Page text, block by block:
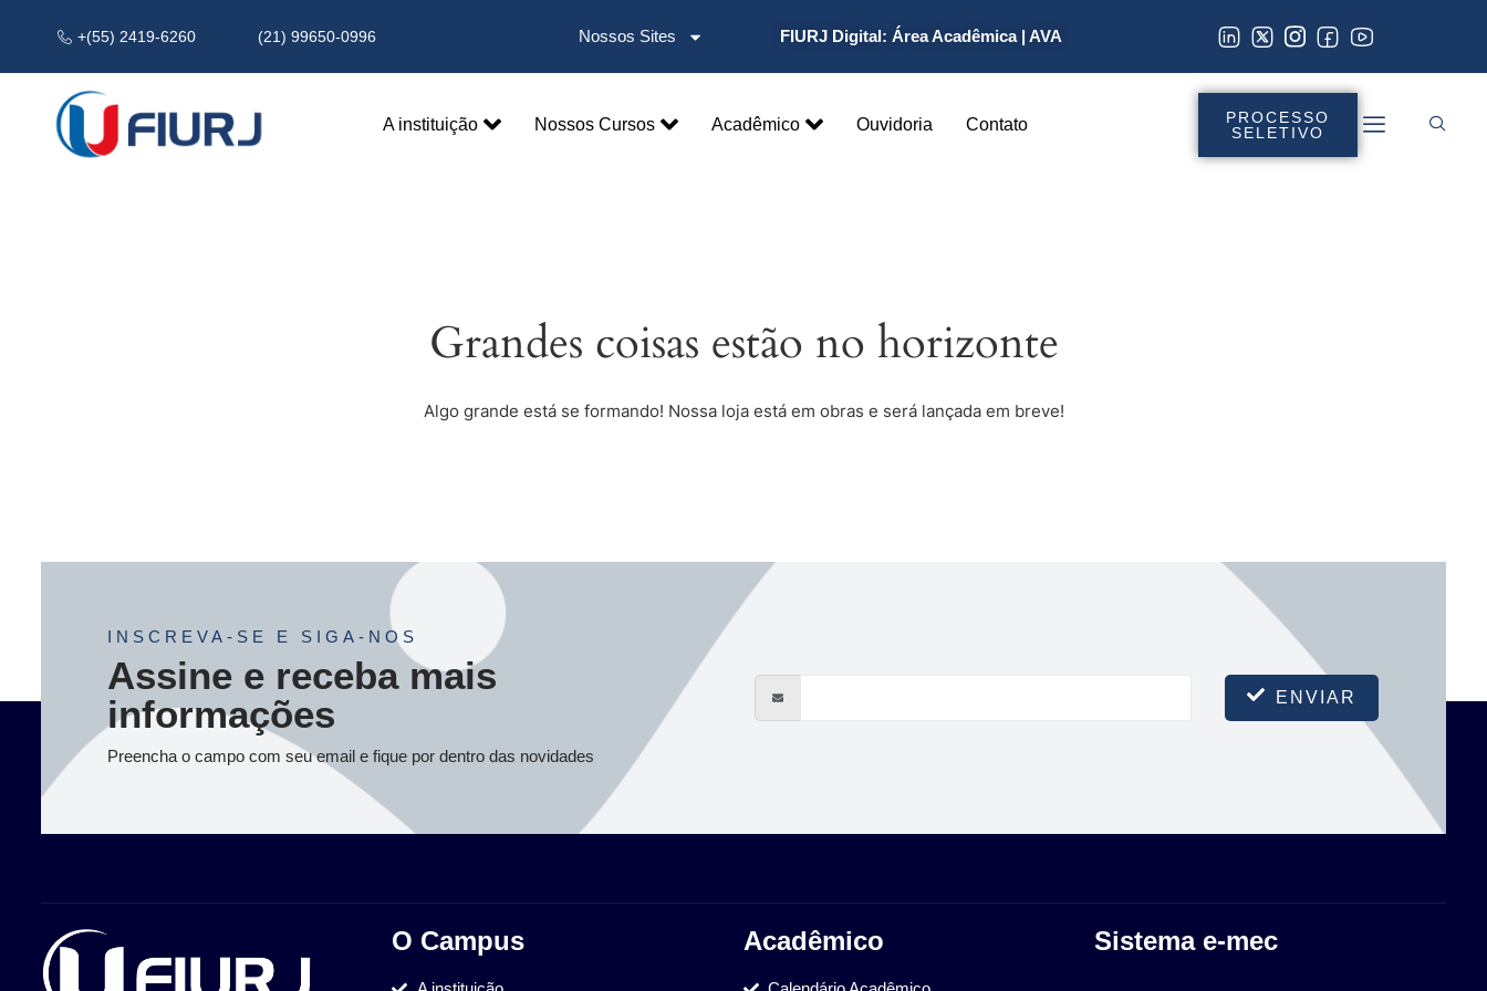
+(55) 2419-6260 (21) 99650-0996 Nossos Sites FIURJ Digital: Área Acadêmica |AVA
A instituição Nossos Cursos Acadêmico Ouvidoria Contato
PROCESSO
SELETIVO
Grandes coisas estão no horizonte
Algo grande está se formando! Nossa loja está em obras e será lançada em breve!
INSCREVA-SE E SIGA-NOS
Assine e receba mais
informações
Preencha o campo com seu email e fique por dentro das novidades
ENVIAR
O Campus Acadêmico Sistema e-mec